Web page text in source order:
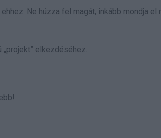
Ne húzza fel magát, inkább mondja el
elkezdéséhez.